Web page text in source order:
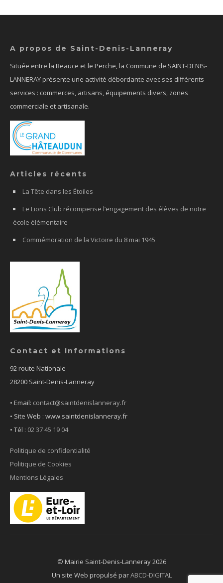
A propos de Saint-Denis-Lanneray
Située entre la Beauce et le Perche, la Commune de SAINT-DENIS-
LANNERAY présente une activité débordante avec ses différents
services : commerces, artisans, équipements divers, zones
commerciale et artisanale.
Articles récents
La Tête dans les Étoiles
Le Lions Club récompense l’engagement des élèves de notre
école élémentaire
Commémoration de la Victoire du 8 mai 1945
Contact et Informations
92 route Nationale
28200 Saint-Denis-Lanneray
• Email: contact@saintdenislanneray.fr
• Site Web : www.saintdenislanneray.fr
• Tél : 02 37 45 19 04
Politique de confidentialité
Politique de Cookies
Mentions Légales
© Mairie Saint-Denis-Lanneray 2026
Un site Web propulsé parABCD-DIGITAL